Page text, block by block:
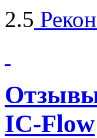
2.5
IC-Flow